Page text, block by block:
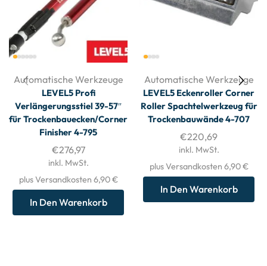
Automatische Werkzeuge
LEVEL5 Profi
Verlängerungsstiel 39-57″
für Trockenbauecken/Corner
Finisher 4-795
€276,97
inkl. MwSt.
plus Versandkosten 6,90 €
In Den Warenkorb
Automatische Werkzeuge
LEVEL5 Eckenroller Corner
Roller Spachtelwerkzeug für
Trockenbauwände 4-707
€220,69
inkl. MwSt.
plus Versandkosten 6,90 €
In Den Warenkorb